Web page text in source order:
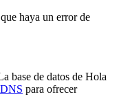
haya un error de
base de datos de Hola
para ofrecer